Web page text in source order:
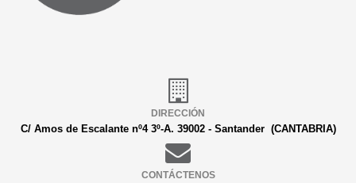
DIRECCIÓN
C/ Amos de Escalante nº4 3º-A. 39002 - Santander (CANTABRIA)
CONTÁCTENOS